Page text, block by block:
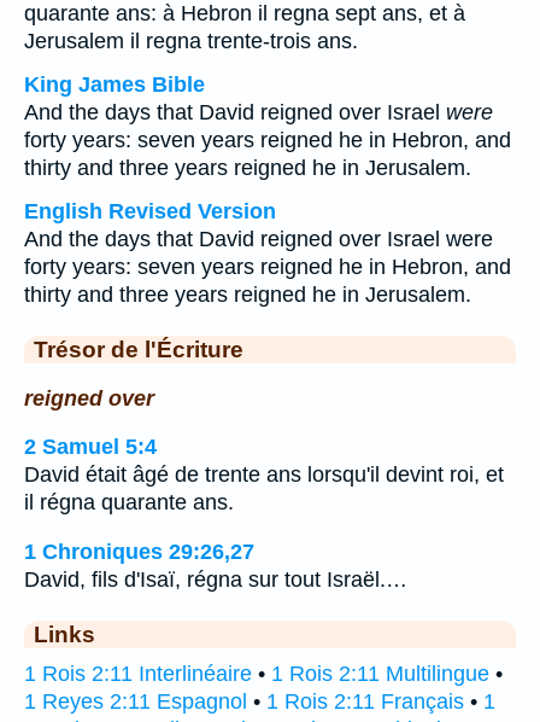
quarante ans: à Hebron il regna sept ans, et à
Jerusalem il regna trente-trois ans.
King James Bible
And the days that David reigned over Israel were
forty years: seven years reigned he in Hebron, and
thirty and three years reigned he in Jerusalem.
English Revised Version
And the days that David reigned over Israel were
forty years: seven years reigned he in Hebron, and
thirty and three years reigned he in Jerusalem.
Trésor de l'Écriture
reigned over
2 Samuel 5:4
David était âgé de trente ans lorsqu'il devint roi, et
il régna quarante ans.
1 Chroniques 29:26,27
David, fils d'Isaï, régna sur tout Israël.…
Links
1 Rois 2:11 Interlinéaire • 1 Rois 2:11 Multilingue •
1 Reyes 2:11 Espagnol • 1 Rois 2:11 Français • 1